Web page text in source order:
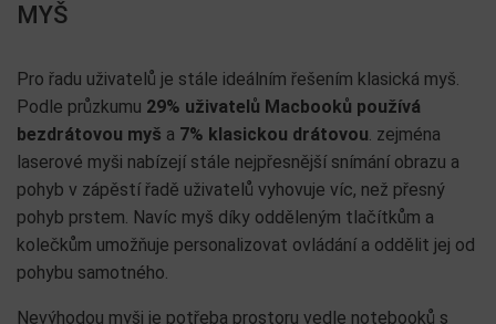
MYŠ
Pro řadu uživatelů je stále ideálním řešením klasická myš.
Podle průzkumu 29% uživatelů Macbooků používá
bezdrátovou myš a 7% klasickou drátovou. zejména
laserové myši nabízejí stále nejpřesnější snímání obrazu a
pohyb v zápěstí řadě uživatelů vyhovuje víc, než přesný
pohyb prstem. Navíc myš díky odděleným tlačítkům a
kolečkům umožňuje personalizovat ovládání a oddělit jej od
pohybu samotného.
Nevýhodou myši je potřeba prostoru vedle notebooků s